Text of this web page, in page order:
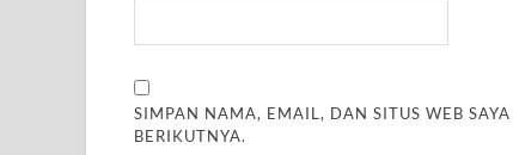
SIMPAN NAMA, EMAIL, DAN SITUS WEB
BERIKUTNYA.